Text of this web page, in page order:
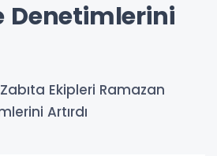
Denetimlerini
Ekipleri Ramazan
Artırdı